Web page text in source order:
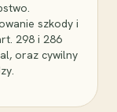
szkody i
298 i 286
oraz cywilny